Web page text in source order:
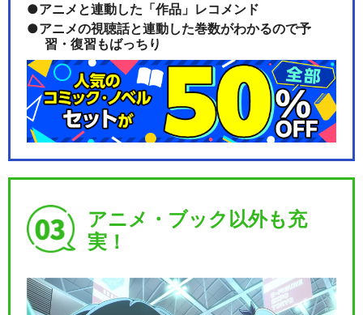
アニメと連動した「作品」レコメンド
アニメの視聴話と連動した巻数がわかるので予
習・復習もばっちり
アニメ・ブック以外も充
実！